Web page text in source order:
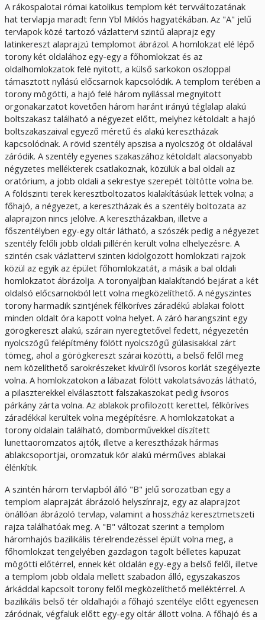
A rákospalotai római katolikus templom két tervváltozatának
hat tervlapja maradt fenn Ybl Miklós hagyatékában. Az "A" jelű
tervlapok közé tartozó vázlattervi szintű alaprajz egy
latinkereszt alaprajzú templomot ábrázol. A homlokzat elé lépő
torony két oldalához egy-egy a főhomlokzat és az
oldalhomlokzatok felé nyitott, a külső sarkokon oszloppal
támasztott nyílású előcsarnok kapcsolódik. A templom terében a
torony mögötti, a hajó felé három nyílással megnyitott
orgonakarzatot követően három haránt irányú téglalap alakú
boltszakasz található a négyezet előtt, melyhez kétoldalt a hajó
boltszakaszaival egyező méretű és alakú keresztházak
kapcsolódnak. A rövid szentély apszisa a nyolcszög öt oldalával
záródik. A szentély egyenes szakaszához kétoldalt alacsonyabb
négyzetes mellékterek csatlakoznak, közülük a bal oldali az
oratórium, a jobb oldali a sekrestye szerepét töltötte volna be.
A földszinti terek keresztboltozatos kialakításúak lettek volna; a
főhajó, a négyezet, a keresztházak és a szentély boltozata az
alaprajzon nincs jelölve. A keresztházakban, illetve a
főszentélyben egy-egy oltár látható, a szószék pedig a négyezet
szentély felőli jobb oldali pillérén került volna elhelyezésre. A
szintén csak vázlattervi szinten kidolgozott homlokzati rajzok
közül az egyik az épület főhomlokzatát, a másik a bal oldali
homlokzatot ábrázolja. A toronyaljban kialakítandó bejárat a két
oldalsó előcsarnokból lett volna megközelíthető. A négyszintes
torony harmadik szintjének félköríves záradékú ablakai fölött
minden oldalt óra kapott volna helyet. A záró harangszint egy
görögkereszt alakú, szárain nyeregtetővel fedett, négyezetén
nyolcszögű felépítmény fölött nyolcszögű gúlasisakkal zárt
tömeg, ahol a görögkereszt szárai közötti, a belső felől meg
nem közelíthető sarokrészeket kívülről ívsoros korlát szegélyezte
volna. A homlokzatokon a lábazat fölött vakolatsávozás látható,
a pilaszterekkel elválasztott falszakaszokat pedig ívsoros
párkány zárta volna. Az ablakok profilozott kerettel, félköríves
záradékkal kerültek volna megépítésre. A homlokzatokat a
torony oldalain található, domborművekkel díszített
lunettaoromzatos ajtók, illetve a keresztházak hármas
ablakcsoportjai, oromzatuk kör alakú mérműves ablakai
élénkítik.
A szintén három tervlapból álló "B" jelű sorozatban egy a
templom alaprajzát ábrázoló helyszínrajz, egy az alaprajzot
önállóan ábrázoló tervlap, valamint a hosszház keresztmetszeti
rajza találhatóak meg. A "B" változat szerint a templom
háromhajós bazilikális térelrendezéssel épült volna meg, a
főhomlokzat tengelyében gazdagon tagolt bélletes kapuzat
mögötti előtérrel, ennek két oldalán egy-egy a belső felől, illetve
a templom jobb oldala mellett szabadon álló, egyszakaszos
árkáddal kapcsolt torony felől megközelíthető melléktérrel. A
bazilikális belső tér oldalhajói a főhajó szentélye előtt egyenesen
záródnak, végfaluk előtt egy-egy oltár állott volna. A főhajó és a